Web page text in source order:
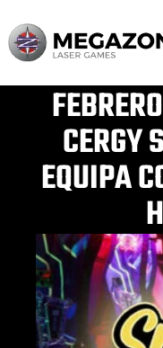
contenido
CERGY
EQUIPA